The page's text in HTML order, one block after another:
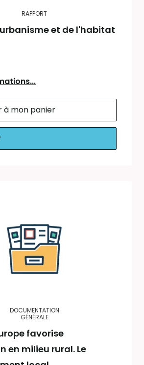
RAPPORT
et de l'habitat
à mon panier
DOCUMENTATION
GÉNÉRALE
favorise
en milieu rural. Le